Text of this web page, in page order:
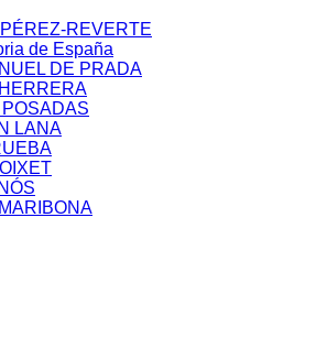
REVERTE
de España
DE PRADA
LANA